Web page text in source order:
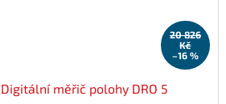
20 826
Kč
–16 %
Digitální měřič polohy DRO 5